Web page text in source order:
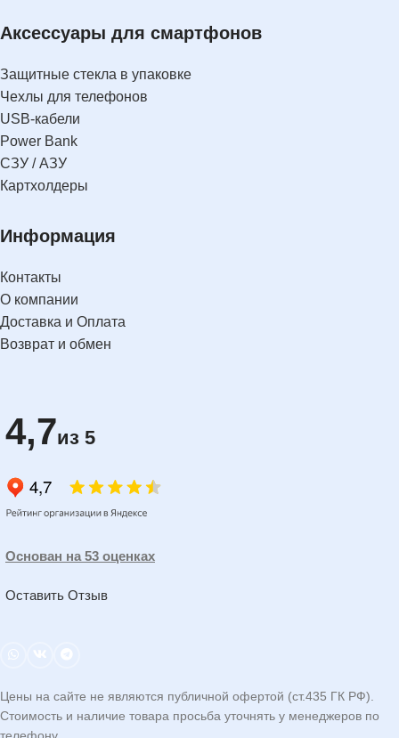
Аксессуары для смартфонов
Защитные стекла в упаковке
Чехлы для телефонов
USB-кабели
Power Bank
СЗУ / АЗУ
Картхолдеры
Информация
Контакты
О компании
Доставка и Оплата
Возврат и обмен
4,7из 5
Основан на 53 оценках
Оставить Отзыв
Цены на сайте не являются публичной офертой (ст.435 ГК РФ).
Стоимость и наличие товара просьба уточнять у менеджеров по
телефону.